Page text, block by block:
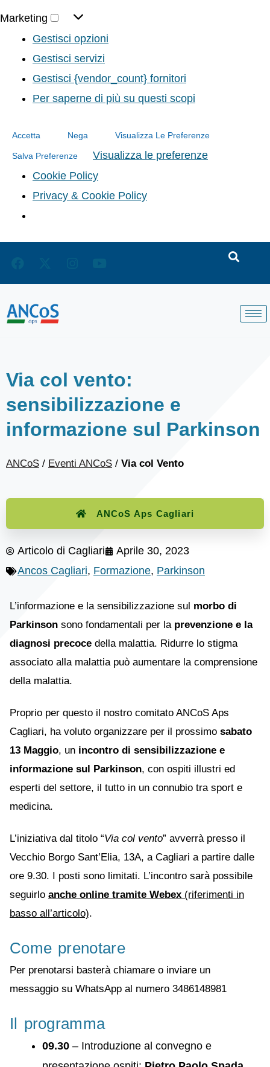
Marketing
Gestisci opzioni
Gestisci servizi
Gestisci {vendor_count} fornitori
Per saperne di più su questi scopi
Accetta Nega Visualizza Le Preferenze
Salva Preferenze
Visualizza le preferenze
Cookie Policy
Privacy & Cookie Policy
Via col vento:
sensibilizzazione e
informazione sul Parkinson
ANCoS / Eventi ANCoS / Via col Vento
ANCoS Aps Cagliari
Articolo di Cagliari
Aprile 30, 2023
Ancos Cagliari, Formazione, Parkinson
L’informazione e la sensibilizzazione sul morbo di
Parkinson sono fondamentali per la prevenzione e la
diagnosi precoce della malattia. Ridurre lo stigma
associato alla malattia può aumentare la comprensione
della malattia.
Proprio per questo il nostro comitato ANCoS Aps
Cagliari, ha voluto organizzare per il prossimo sabato
13 Maggio, un incontro di sensibilizzazione e
informazione sul Parkinson, con ospiti illustri ed
esperti del settore, il tutto in un connubio tra sport e
medicina.
L’iniziativa dal titolo “Via col vento” avverrà presso il
Vecchio Borgo Sant’Elia, 13A, a Cagliari a partire dalle
ore 9.30. I posti sono limitati. L’incontro sarà possibile
seguirlo anche online tramite Webex (riferimenti in
basso all’articolo).
Come prenotare
Per prenotarsi basterà chiamare o inviare un
messaggio su WhatsApp al numero 3486148981
Il programma
09.30 – Introduzione al convegno e